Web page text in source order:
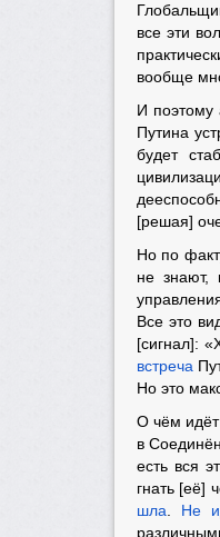
все эти
вообще
И поэтому
Путина
будет
[решая]
Но по
не знают,
Все это
[сигнал]:
встреча
Но это
О чём
в
есть вся
гнать [её]
шла
Не